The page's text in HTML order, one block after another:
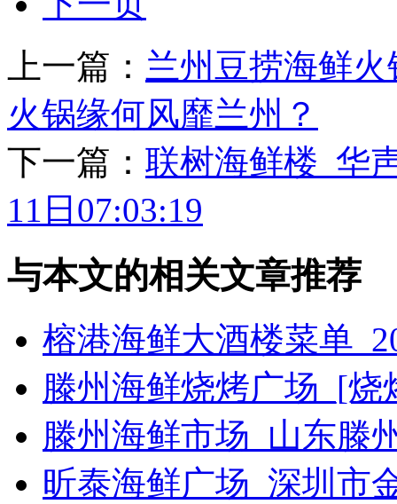
上一篇： 兰州豆捞海鲜
火锅缘何风靡兰州？
下一篇： 联树海鲜楼_华
11日07:03:19
与本文的相关文章推荐
榕港海鲜大酒楼菜单
滕州海鲜烧烤广场_[
滕州海鲜市场_山东滕
昕泰海鲜广场_深圳市